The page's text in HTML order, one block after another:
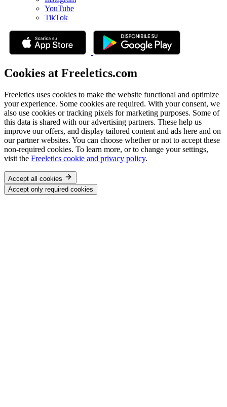
YouTube
TikTok
Cookies at Freeletics.com
Freeletics uses cookies to make the website functional and optimize
your experience. Some cookies are required. With your consent, we
also use cookies or tracking pixels for marketing purposes. Some of
this data is shared with our advertising partners. These help us
improve our offers, and display tailored content and ads here and on
our partner websites. You can choose whether or not to accept these
non-required cookies. To learn more, or to change your settings,
visit the Freeletics cookie and privacy policy.
Accept all cookies
Accept only required cookies